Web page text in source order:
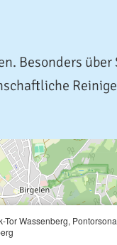
Besonders
Tor Wassenberg,